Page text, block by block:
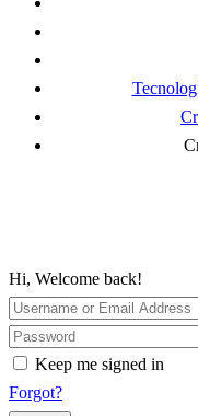
Hi, Welcome back!
Keep me signed in
Forgot?